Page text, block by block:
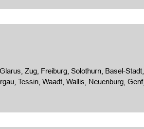
Zug, Freiburg, Solothurn, Basel-Stadt,
Tessin, Waadt, Wallis, Neuenburg, Genf,